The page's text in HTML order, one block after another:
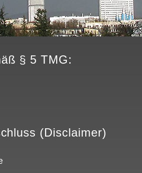
§ 5 TMG:
(Disclaimer)